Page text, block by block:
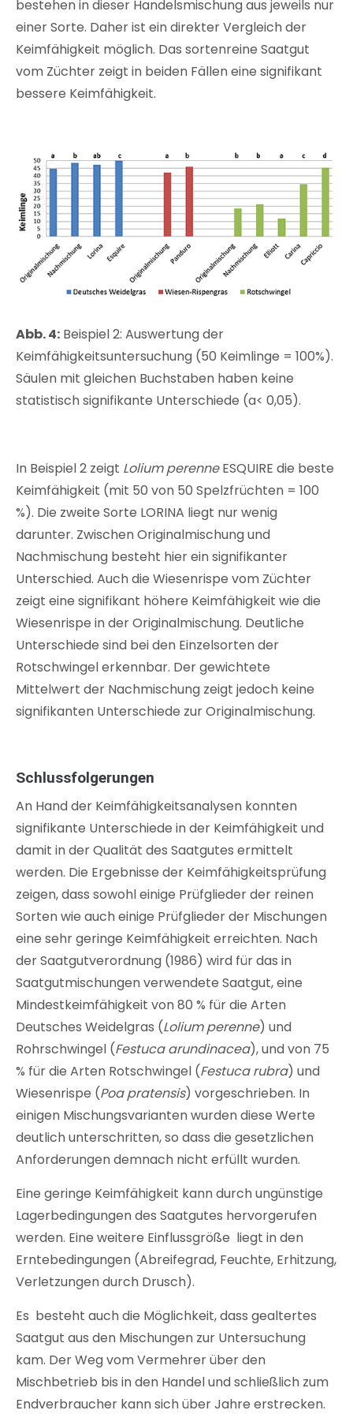
bestehen in dieser Handelsmischung aus jeweils nur
einer Sorte. Daher ist ein direkter Vergleich der
Keimfähigkeit möglich. Das sortenreine Saatgut
vom Züchter zeigt in beiden Fällen eine signifikant
bessere Keimfähigkeit.
Abb. 4: Beispiel 2: Auswertung der
Keimfähigkeitsuntersuchung (50 Keimlinge = 100%).
Säulen mit gleichen Buchstaben haben keine
statistisch signifikante Unterschiede (a< 0,05).
In Beispiel 2 zeigt Lolium perenneESQUIRE die beste
Keimfähigkeit (mit 50 von 50 Spelzfrüchten = 100
%). Die zweite Sorte LORINA liegt nur wenig
darunter. Zwischen Originalmischung und
Nachmischung besteht hier ein signifikanter
Unterschied. Auch die Wiesenrispe vom Züchter
zeigt eine signifikant höhere Keimfähigkeit wie die
Wiesenrispe in der Originalmischung. Deutliche
Unterschiede sind bei den Einzelsorten der
Rotschwingel erkennbar. Der gewichtete
Mittelwert der Nachmischung zeigt jedoch keine
signifikanten Unterschiede zur Originalmischung.
Schlussfolgerungen
An Hand der Keimfähigkeitsanalysen konnten
signifikante Unterschiede in der Keimfähigkeit und
damit in der Qualität des Saatgutes ermittelt
werden. Die Ergebnisse der Keimfähigkeitsprüfung
zeigen, dass sowohl einige Prüfglieder der reinen
Sorten wie auch einige Prüfglieder der Mischungen
eine sehr geringe Keimfähigkeit erreichten. Nach
der Saatgutverordnung (1986) wird für das in
Saatgutmischungen verwendete Saatgut, eine
Mindestkeimfähigkeit von 80 % für die Arten
Deutsches Weidelgras (Lolium perenne) und
Rohrschwingel (Festuca arundinacea), und von 75
% für die Arten Rotschwingel (Festuca rubra) und
Wiesenrispe (Poa pratensis) vorgeschrieben. In
einigen Mischungsvarianten wurden diese Werte
deutlich unterschritten, so dass die gesetzlichen
Anforderungen demnach nicht erfüllt wurden.
Eine geringe Keimfähigkeit kann durch ungünstige
Lagerbedingungen des Saatgutes hervorgerufen
werden. Eine weitere Einflussgröße liegt in den
Erntebedingungen (Abreifegrad, Feuchte, Erhitzung,
Verletzungen durch Drusch).
Es besteht auch die Möglichkeit, dass gealtertes
Saatgut aus den Mischungen zur Untersuchung
kam. Der Weg vom Vermehrer über den
Mischbetrieb bis in den Handel und schließlich zum
Endverbraucher kann sich über Jahre erstrecken.